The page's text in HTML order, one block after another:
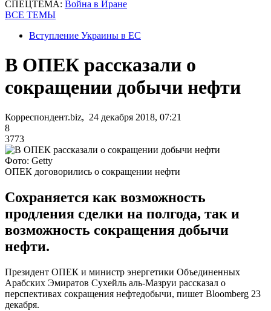
СПЕЦТЕМА: Война в Иране
ВСЕ ТЕМЫ
Вступление Украины в ЕС
В ОПЕК рассказали о
сокращении добычи нефти
Корреспондент.biz, 24 декабря 2018, 07:21
8
3773
Фото: Getty
ОПЕК договорились о сокращении нефти
Сохраняется как возможность
продления сделки на полгода, так и
возможность сокращения добычи
нефти.
Президент ОПЕК и министр энергетики Объединенных
Арабских Эмиратов Сухейль аль-Мазруи рассказал о
перспективах сокращения нефтедобычи, пишет Bloomberg 23
декабря.